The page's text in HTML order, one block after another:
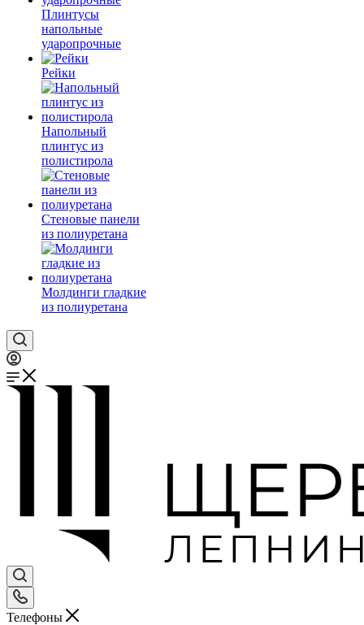
Плинтусы
напольные
ударопрочные
Рейки
Напольный
плинтус из
полистирола
Стеновые панели
из полиуретана
Молдинги гладкие
из полиуретана
Телефоны